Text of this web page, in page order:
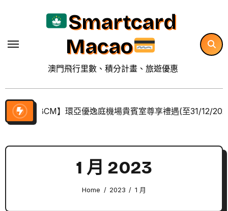
Smartcard
Macao
澳門飛行里數、積分計畫、旅遊優惠
【BCM】環亞優逸庭機場貴賓室尊享禮遇(至31/12/
1 月 2023
Home 2023 1 月